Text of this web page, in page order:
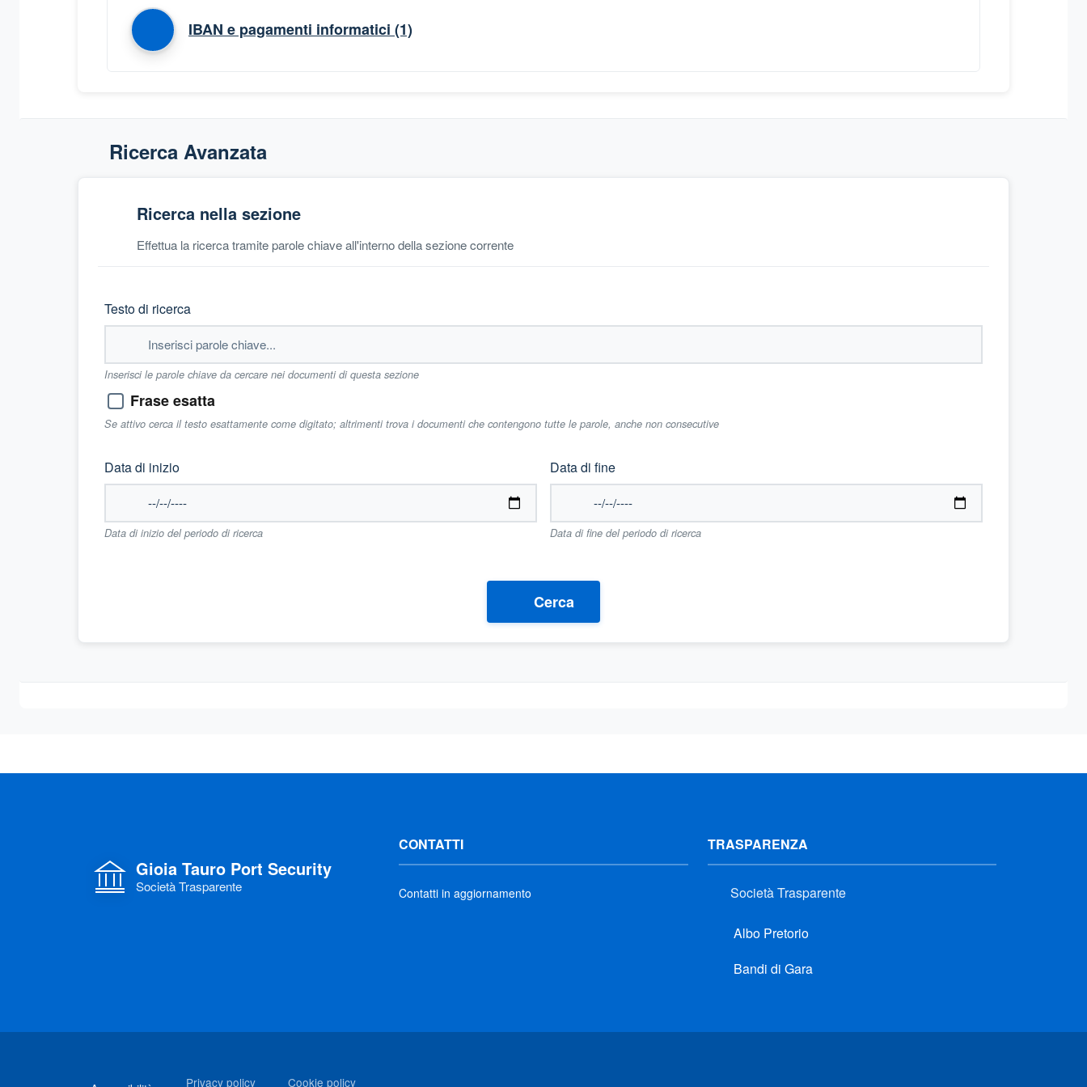
IBAN e pagamenti informatici (1)
Ricerca Avanzata
Ricerca nella sezione
Effettua la ricerca tramite parole chiave all'interno della sezione corrente
Testo di ricerca
Inserisci le parole chiave da cercare nei documenti di questa sezione
Frase esatta
Se attivo cerca il testo esattamente come digitato; altrimenti trova i documenti che contengono tutte le parole, anche non consecutive
Data di inizio
Data di inizio del periodo di ricerca
Data di fine
Data di fine del periodo di ricerca
Cerca
Gioia Tauro Port Security
Società Trasparente
CONTATTI
Contatti in aggiornamento
TRASPARENZA
Società Trasparente
Albo Pretorio
Bandi di Gara
Privacy policy Cookie policy